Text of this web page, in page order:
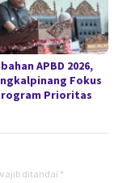
APBD 2026,
Fokus
Prioritas
ditandai *